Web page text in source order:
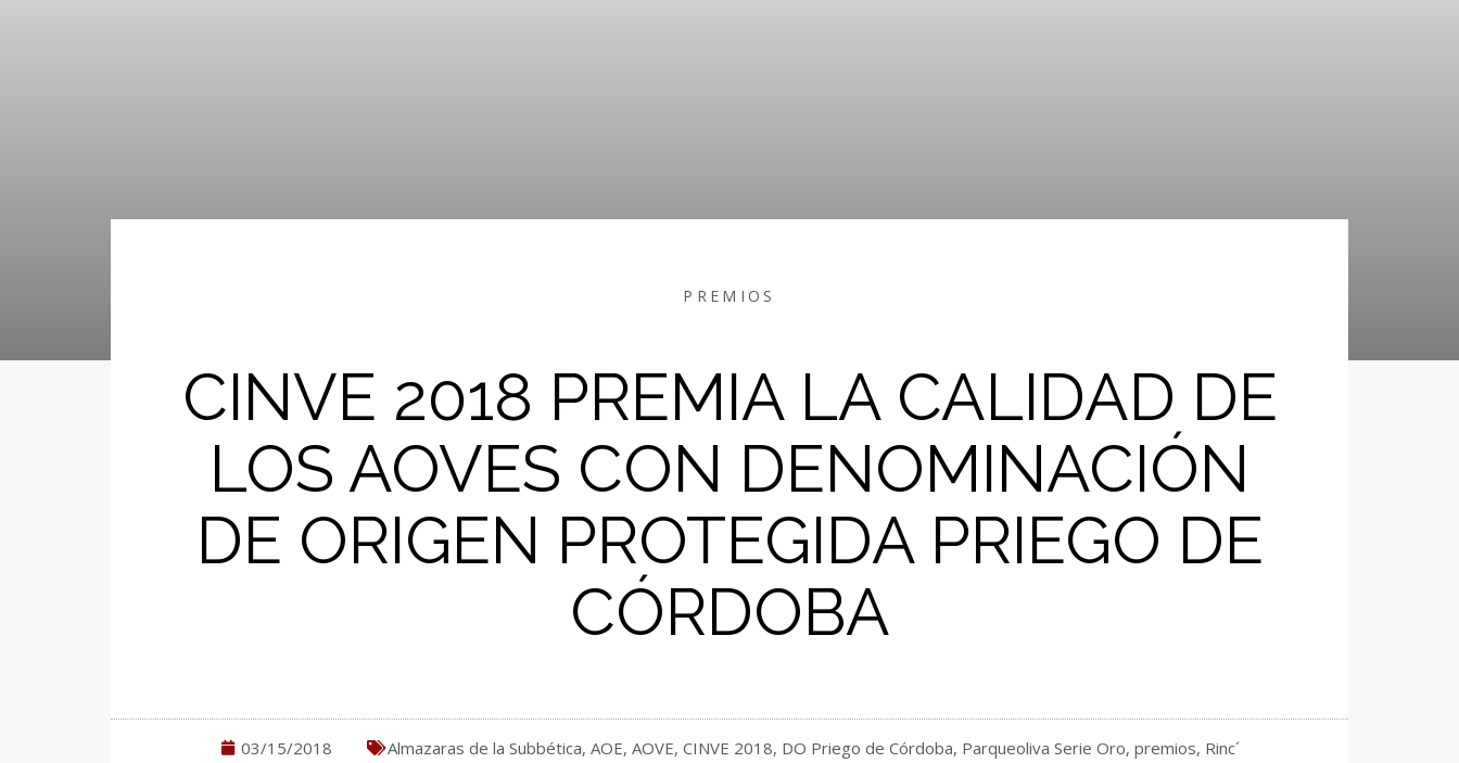
PREMIOS
CINVE 2018 PREMIA LA CALIDAD DE
LOS AOVES CON DENOMINACIÓN
DE ORIGEN PROTEGIDA PRIEGO DE
CÓRDOBA
03/15/2018 Almazaras de la Subbética, AOE, AOVE, CINVE 2018, DO Priego de Córdoba, Parqueoliva Serie Oro, premios, Rinc´